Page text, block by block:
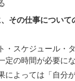
その仕事について
・スケジュール・
定の時間が必要に
によっては「自分